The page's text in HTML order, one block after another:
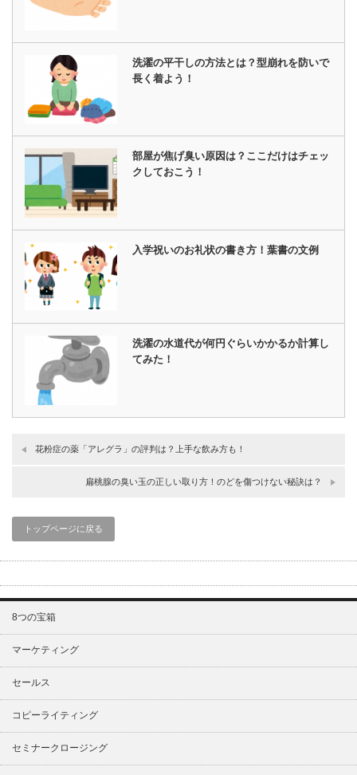
洗濯の平干しの方法とは？型崩れを防いで
長く着よう！
部屋が焦げ臭い原因は？ここだけはチェッ
クしておこう！
入学祝いのお礼状の書き方！葉書の文例
洗濯の水道代が何円ぐらいかかるか計算し
てみた！
花粉症の薬「アレグラ」の評判は？上手な飲み方も！
扁桃腺の臭い玉の正しい取り方！のどを傷つけない秘訣は？
トップページに戻る
8つの宝箱
マーケティング
セールス
コピーライティング
セミナークロージング